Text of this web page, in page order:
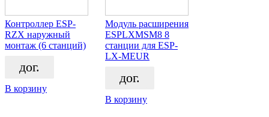
Контроллер ESP-
RZX наружный
монтаж (6 станций)
дог.
В корзину
Модуль расширения
ESPLXMSM8 8
станции для ESP-
LX-MEUR
дог.
В корзину